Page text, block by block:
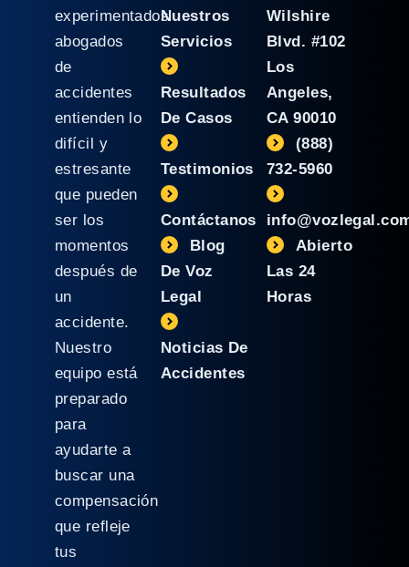
experimentados
abogados
de
accidentes
entienden lo
difícil y
estresante
que pueden
ser los
momentos
después de
un
accidente.
Nuestro
equipo está
preparado
para
ayudarte a
buscar una
compensación
que refleje
tus
Nuestros
Servicios
Resultados
De Casos
Testimonios
Contáctanos
Blog
De Voz
Legal
Noticias De
Accidentes
Wilshire
Blvd. #102
Los
Angeles,
CA 90010
(888)
732-5960
Abierto
Las 24
Horas